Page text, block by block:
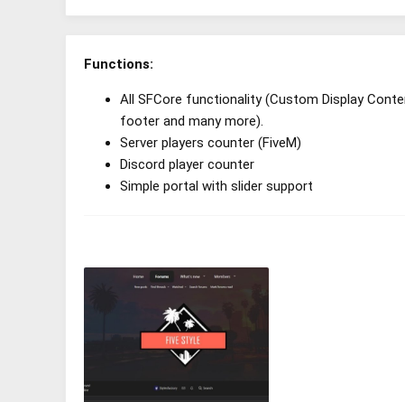
Functions:
All SFCore functionality (Custom Display
footer and many more).
Server players counter (FiveM)
Discord player counter
Simple portal with slider support